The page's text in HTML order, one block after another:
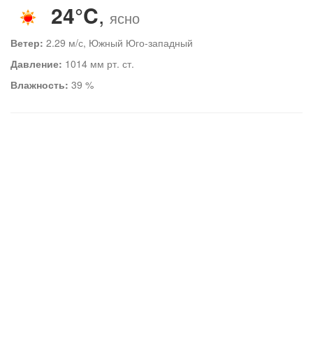
24°C, ясно
Ветер: 2.29 м/с, Южный Юго-западный
Давление: 1014 мм рт. ст.
Влажность: 39 %